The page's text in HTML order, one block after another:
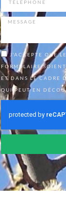
J'ACCEPTE QUE
FORMULAIRE
ET DANS LE CADRE
QUI PEUT EN